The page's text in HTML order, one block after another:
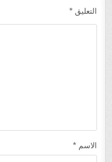
التعليق *
الاسم *